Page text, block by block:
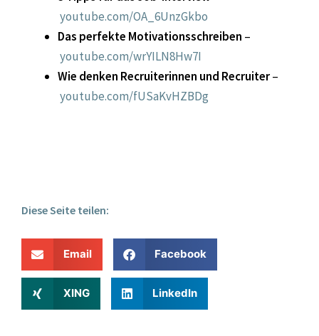
youtube.com/OA_6UnzGkbo
Das perfekte Motivationsschreiben –
youtube.com/wrYILN8Hw7I
Wie denken Recruiterinnen und Recruiter–
youtube.com/fUSaKvHZBDg
Diese Seite teilen:
Email Facebook
XING LinkedIn